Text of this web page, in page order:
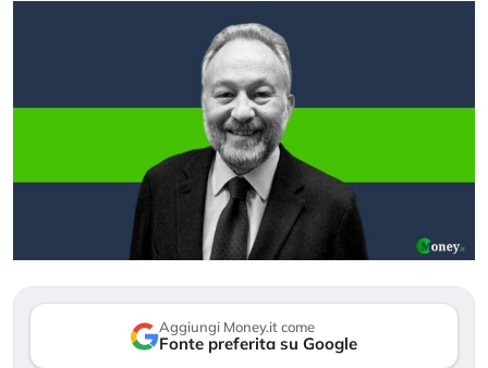
Aggiungi Money.it come
Fonte preferita su Google